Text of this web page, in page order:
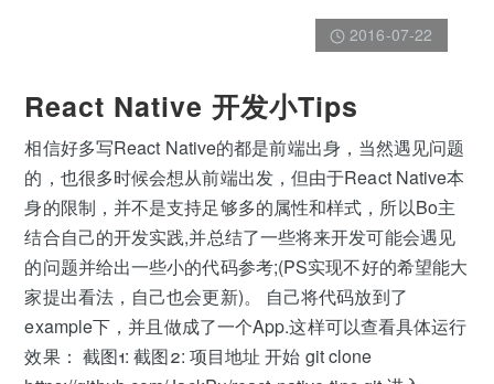
2016-07-22
React Native 开发小Tips
相信好多写React Native的都是前端出身，当然遇见问题
的，也很多时候会想从前端出发，但由于React Native本
身的限制，并不是支持足够多的属性和样式，所以Bo主
结合自己的开发实践,并总结了一些将来开发可能会遇见
的问题并给出一些小的代码参考;(PS实现不好的希望能大
家提出看法，自己也会更新)。 自己将代码放到了
example下，并且做成了一个App.这样可以查看具体运行
效果： 截图1: 截图2: 项目地址 开始 git clone